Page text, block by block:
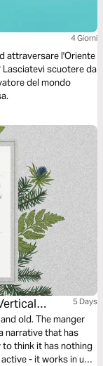
4 Giorni
attraversare l'Oriente
scuotere da
del mondo
5 Days
old. The manger
narrative that has
think it has nothing
- it works in us